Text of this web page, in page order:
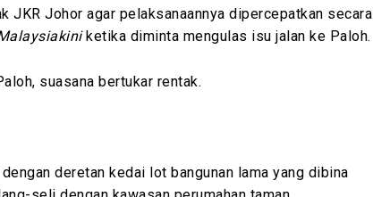
JKR Johor agar pelaksanaannya dipercepatkan secara
ketika diminta mengulas isu jalan ke Paloh.
suasana bertukar rentak.
deretan kedai lot bangunan lama yang dibina